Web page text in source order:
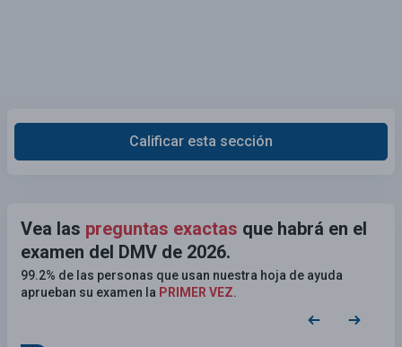
Calificar esta sección
Vea las preguntas exactas que habrá en el
examen del DMV de 2026.
99.2% de las personas que usan nuestra hoja de ayuda
aprueban su examen la PRIMER VEZ.